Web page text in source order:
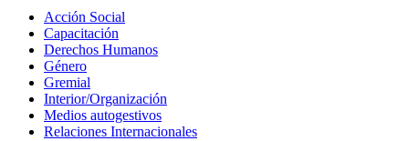
Acción Social
Capacitación
Derechos Humanos
Género
Gremial
Interior/Organización
Medios autogestivos
Relaciones Internacionales